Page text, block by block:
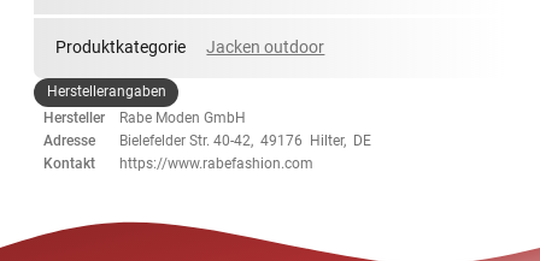
Produktkategorie Jacken outdoor
Herstellerangaben
Hersteller
Rabe Moden GmbH
Adresse
Bielefelder Str. 40-42, 49176 Hilter, DE
Kontakt
https://www.rabefashion.com